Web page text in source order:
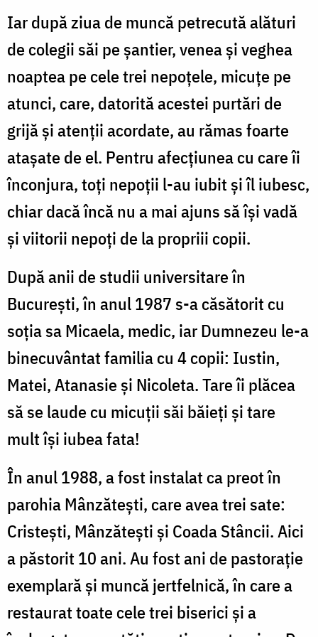
Iar după ziua de muncă petrecută alături
de colegii săi pe șantier, venea și veghea
noaptea pe cele trei nepoțele, micuțe pe
atunci, care, datorită acestei purtări de
grijă și atenții acordate, au rămas foarte
atașate de el. Pentru afecțiunea cu care îi
înconjura, toți nepoții l-au iubit și îl iubesc,
chiar dacă încă nu a mai ajuns să își vadă
și viitorii nepoți de la propriii copii.
După anii de studii universitare în
București, în anul 1987 s-a căsătorit cu
soția sa Micaela, medic, iar Dumnezeu le-a
binecuvântat familia cu 4 copii: Iustin,
Matei, Atanasie și Nicoleta. Tare îi plăcea
să se laude cu micuții săi băieți și tare
mult își iubea fata!
În anul 1988, a fost instalat ca preot în
parohia Mânzătești, care avea trei sate:
Cristești, Mânzătești și Coada Stâncii. Aici
a păstorit 10 ani. Au fost ani de pastorație
exemplară și muncă jertfelnică, în care a
restaurat toate cele trei biserici și a